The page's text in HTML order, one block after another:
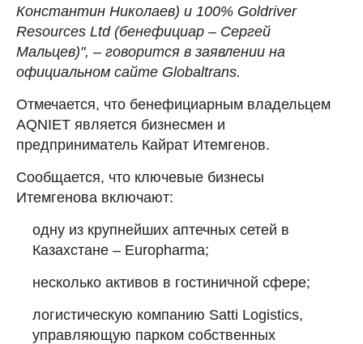
Константин Николаев) и 100% Goldriver
Resources Ltd (бенефициар – Сергей
Мальцев)", – говорится в заявлении на
официальном сайте Globaltrans.
Отмечается, что бенефициарным владельцем
AQNIET является бизнесмен и
предприниматель Кайрат Итемгенов.
Сообщается, что ключевые бизнесы
Итемгенова включают:
одну из крупнейших аптечных сетей в
Казахстане – Europharma;
несколько активов в гостиничной сфере;
логистическую компанию Satti Logistics,
управляющую парком собственных